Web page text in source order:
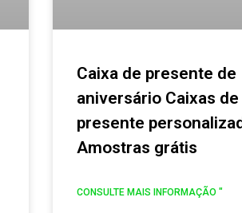
Caixa de presente de
aniversário Caixas de
presente
Amostras grátis
CONSULTE MAIS INFORMAÇÃO "